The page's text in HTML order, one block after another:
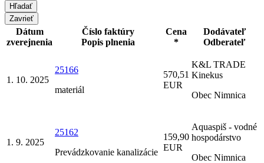
Zavrieť
Dátum
zverejnenia
Číslo faktúry
Popis plnenia
Cena
*
Dodávateľ
Odberateľ
1. 10. 2025
25166
materiál
570,51
EUR
K&L TRADE
Kinekus
Obec Nimnica
1. 9. 2025
25162
Prevádzkovanie kanalizácie
159,90
EUR
Aquaspiš - vodné
hospodárstvo
Obec Nimnica